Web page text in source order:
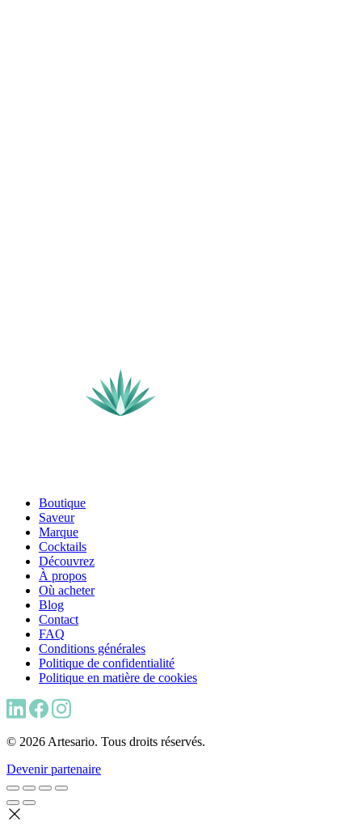
Boutique
Saveur
Marque
Cocktails
Découvrez
À propos
Où acheter
Blog
Contact
FAQ
Conditions générales
Politique de confidentialité
Politique en matière de cookies
© 2026 Artesario. Tous droits réservés.
Devenir partenaire